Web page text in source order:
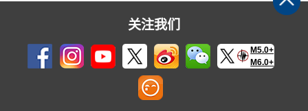
关注我们
M5.0+
M6.0+